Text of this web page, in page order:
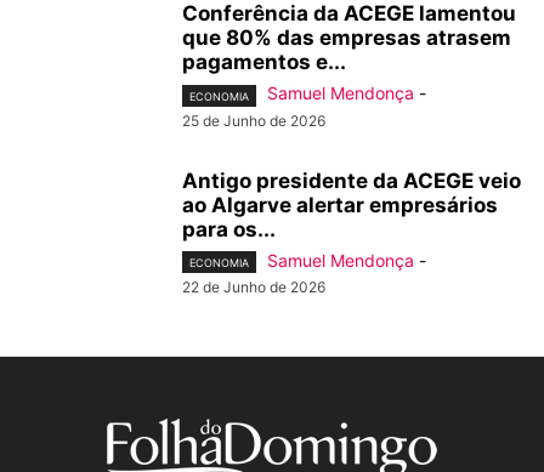
Conferência da ACEGE lamentou
que 80% das empresas atrasem
pagamentos e...
ECONOMIA Samuel Mendonça -
25 de Junho de 2026
Antigo presidente da ACEGE veio
ao Algarve alertar empresários
para os...
ECONOMIA Samuel Mendonça -
22 de Junho de 2026